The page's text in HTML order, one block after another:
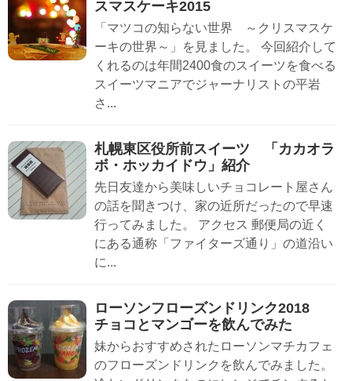
スマスケーキ2015
「マツコの知らない世界 ～クリスマスケ
ーキの世界～」を見ました。 今回紹介して
くれるのは年間2400食のスイーツを食べる
スイーツマニアでジャーナリストの平岩
さ...
札幌東区役所前スイーツ 「カカオラ
ボ・ホッカイドウ」紹介
先日友達から美味しいチョコレート屋さん
の話を聞きつけ、家の近所だったので早速
行ってみました。 アクセス 郵便局の近く
にある通称「ファイターズ通り」の道沿い
に...
ローソンフローズンドリンク2018
チョコとマンゴーを飲んでみた
妹からおすすめされたローソンマチカフェ
のフローズンドリンクを飲んでみました。